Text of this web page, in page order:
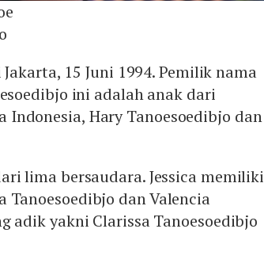
15 Juni 1994. Pemilik nama
ini adalah anak dari
Indonesia, Hary Tanoesoedibjo dan
lima bersaudara. Jessica memiliki
Tanoesoedibjo dan Valencia
adik yakni Clarissa Tanoesoedibjo